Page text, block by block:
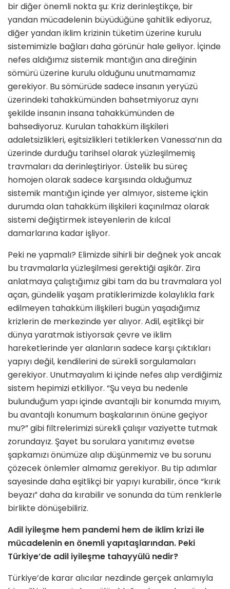
bir diğer önemli nokta şu: Kriz derinleştikçe, bir
yandan mücadelenin büyüdüğüne şahitlik ediyoruz,
diğer yandan iklim krizinin tüketim üzerine kurulu
sistemimizle bağları daha görünür hale geliyor. İçinde
nefes aldığımız sistemik mantığın ana direğinin
sömürü üzerine kurulu olduğunu unutmamamız
gerekiyor. Bu sömürüde sadece insanın yeryüzü
üzerindeki tahakkümünden bahsetmiyoruz aynı
şekilde insanın insana tahakkümünden de
bahsediyoruz. Kurulan tahakküm ilişkileri
adaletsizlikleri, eşitsizlikleri tetiklerken Vanessa’nın da
üzerinde durduğu tarihsel olarak yüzleşilmemiş
travmaları da derinleştiriyor. Üstelik bu süreç
homojen olarak sadece karşısında olduğumuz
sistemik mantığın içinde yer almıyor, sisteme içkin
durumda olan tahakküm ilişkileri kaçınılmaz olarak
sistemi değiştirmek isteyenlerin de kılcal
damarlarına kadar işliyor.
Peki ne yapmalı? Elimizde sihirli bir değnek yok ancak
bu travmalarla yüzleşilmesi gerektiği aşikâr. Zira
anlatmaya çalıştığımız gibi tam da bu travmalara yol
açan, gündelik yaşam pratiklerimizde kolaylıkla fark
edilmeyen tahakküm ilişkileri bugün yaşadığımız
krizlerin de merkezinde yer alıyor. Adil, eşitlikçi bir
dünya yaratmak istiyorsak çevre ve iklim
hareketlerinde yer alanların sadece karşı çıktıkları
yapıyı değil, kendilerini de sürekli sorgulamaları
gerekiyor. Unutmayalım ki içinde nefes alıp verdiğimiz
sistem hepimizi etkiliyor. “Şu veya bu nedenle
bulunduğum yapı içinde avantajlı bir konumda mıyım,
bu avantajlı konumum başkalarının önüne geçiyor
mu?” gibi filtrelerimizi sürekli çalışır vaziyette tutmak
zorundayız. Şayet bu sorulara yanıtımız evetse
şapkamızı önümüze alıp düşünmemiz ve bu sorunu
çözecek önlemler almamız gerekiyor. Bu tip adımlar
sayesinde daha eşitlikçi bir yapıyı kurabilir, önce “kırık
beyazı” daha da kırabilir ve sonunda da tüm renklerle
birlikte dönüşebiliriz.
Adil iyileşme hem pandemi hem de iklim krizi ile
mücadelenin en önemli yapıtaşlarından. Peki
Türkiye’de adil iyileşme tahayyülü nedir?
Türkiye’de karar alıcılar nezdinde gerçek anlamıyla